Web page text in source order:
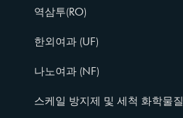
역삼투(RO)
한외여과 (UF)
나노여과 (NF)
스케일 방지제 및 세척 화학물질